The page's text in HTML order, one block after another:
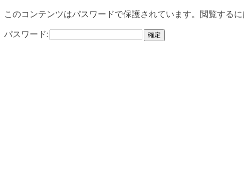
このコンテンツはパスワードで保護されています。閲覧する
パスワード: